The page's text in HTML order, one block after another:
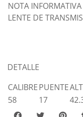
NOTA
LENTE DE
DETALLE
CALIBREPUENTE
58
17